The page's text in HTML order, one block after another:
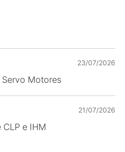
23/07/2026
Servo Motores
21/07/2026
e IHM